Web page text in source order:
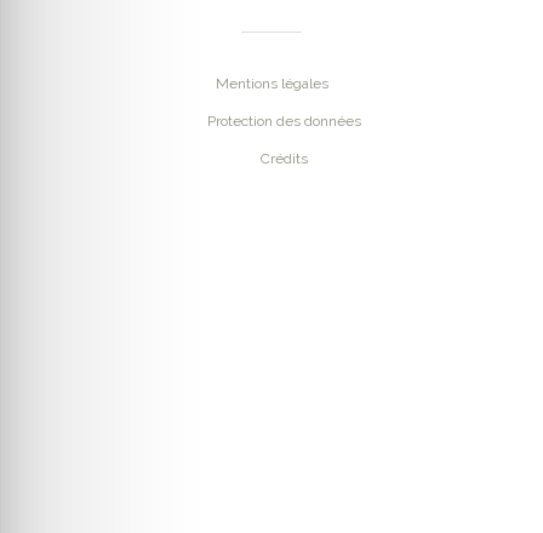
Mentions légales
Protection des données
Crédits